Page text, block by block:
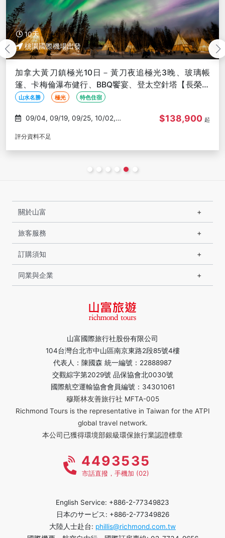
光3晚、玻璃帳
空針塔【長榮玩
$138,900 起
10天
桃園國際機場出發
【新春賀歲團】美加雙國黃刀極光10
冰釣、狗拉雪橇、雪地摩托車【聯營
山水名勝
02/02
山富國際旅行社股份有限公司
104台灣台北市中山區南京東路2段85號4樓
代表人：陳國森 統一編號：22888987
交觀綜字第2029號 品保協會北0030號
國際航空運輸協會會員編號：34301061
穆斯林友善旅行社 MFTA-005
Richmond Tours is the representative in Taiwan for the ATPI
global travel network.
本公司已獲得環境部銀級環保旅行業認證標章
關於山富
旅客服務
訂購須知
同業與企業
4493535
市話直撥，手機加 (02)
English Service: +886-2-77349823
日本のサービス: +886-2-77349826
大陸人士赴台: phillis@richmond.com.tw